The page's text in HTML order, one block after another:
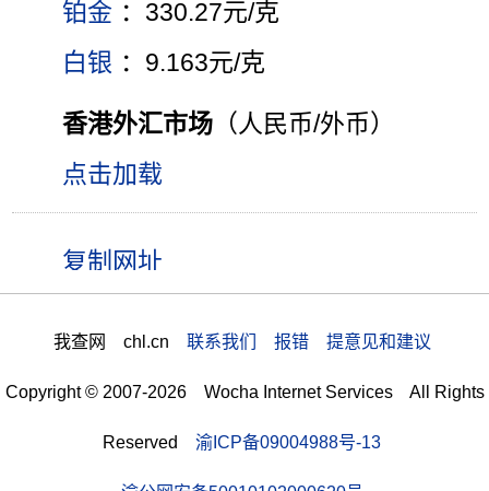
铂金 ：330.27元/克
白银 ：9.163元/克
香港外汇市场 （人民币/外币）
点击加载
我查网 chl.cn 联系我们 报错 提意见和建议
Copyright © 2007-2026 Wocha Internet Services All Rights
Reserved 渝ICP备09004988号-13